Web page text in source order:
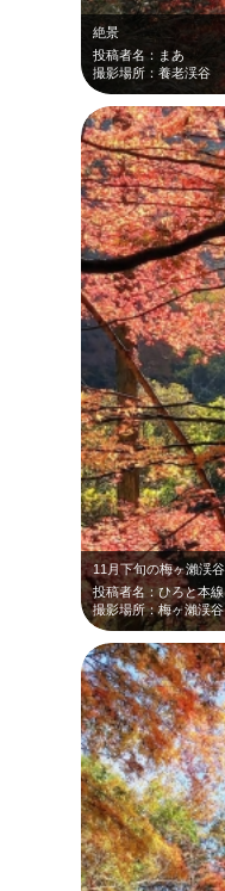
絶景
投稿者名：まあ
撮影場所：養老渓谷
投稿者名：ひろと本線
撮影場所：梅ヶ瀨渓谷